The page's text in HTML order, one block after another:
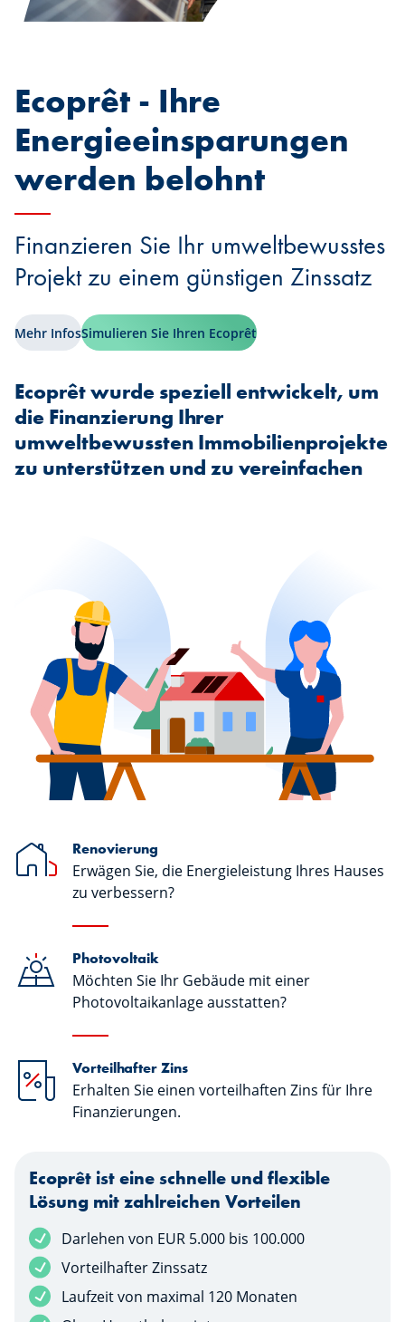
Ecoprêt - Ihre
Energieeinsparungen
werden belohnt
Finanzieren Sie Ihr umweltbewusstes
Projekt zu einem günstigen Zinssatz
Mehr InfosSimulieren Sie Ihren Ecoprêt
Ecoprêt wurde speziell entwickelt, um
die Finanzierung Ihrer
umweltbewussten Immobilienprojekte
zu unterstützen und zu vereinfachen
Renovierung
Erwägen Sie, die Energieleistung Ihres Hauses
zu verbessern?
Photovoltaik
Möchten Sie Ihr Gebäude mit einer
Photovoltaikanlage ausstatten?
Vorteilhafter Zins
Erhalten Sie einen vorteilhaften Zins für Ihre
Finanzierungen.
Ecoprêt ist eine schnelle und flexible
Lösung mit zahlreichen Vorteilen
Darlehen von EUR 5.000 bis 100.000
Vorteilhafter Zinssatz
Laufzeit von maximal 120 Monaten